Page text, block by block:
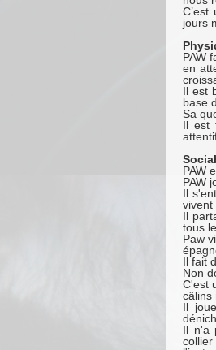
jours
PAW
en
Il est
base
Sa
Il est
PAW
PAW
Il
vivent
Il
tous
Paw
Il fait
Non
C'est
câlins
Il
Il n'a